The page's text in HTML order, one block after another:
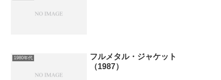
1980年代
フルメタル・ジャケット
（1987）